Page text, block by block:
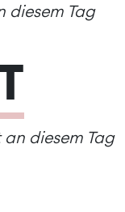
diesem Tag
diesem Tag